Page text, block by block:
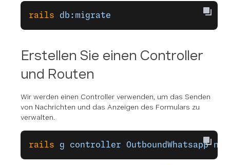
rails db:migrate
Erstellen Sie einen Controller
und Routen
Wir werden einen Controller verwenden, um das Senden
von Nachrichten und das Anzeigen des Formulars zu
verwalten.
rails g controller OutboundWhatsapp new